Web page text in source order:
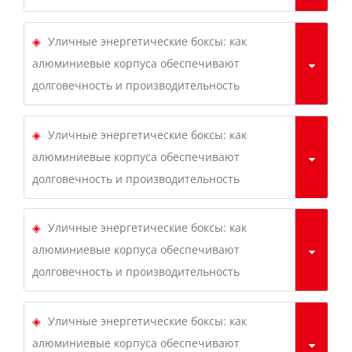
Уличные энергетические боксы: как
алюминиевые корпуса обеспечивают
долговечность и производительность
Уличные энергетические боксы: как
алюминиевые корпуса обеспечивают
долговечность и производительность
Уличные энергетические боксы: как
алюминиевые корпуса обеспечивают
долговечность и производительность
Уличные энергетические боксы: как
алюминиевые корпуса обеспечивают